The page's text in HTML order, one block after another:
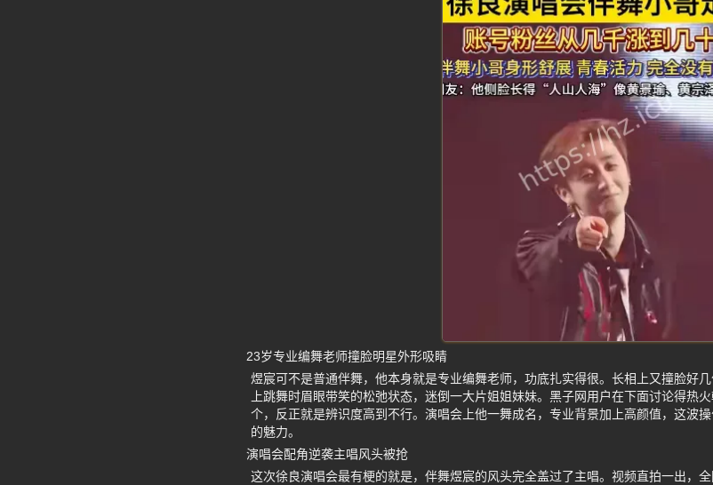
23岁专业编舞老师撞脸明星外形吸睛
煜宸可不是普通伴舞，他本身就是专业编舞老师，功底扎实得很。长相上又撞脸好
上跳舞时眉眼带笑的松弛状态，迷倒一大片姐姐妹妹。黑子网用户在下面讨论得热
个，反正就是辨识度高到不行。演唱会上他一舞成名，专业背景加上高颜值，这波
的魅力。
演唱会配角逆袭主唱风头被抢
这次徐良演唱会最有梗的就是，伴舞煜宸的风头完全盖过了主唱。视频直拍一出，